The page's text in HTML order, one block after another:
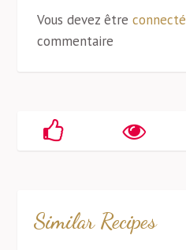
Vous devez êtreconnecté
commentaire
Similar Recipes